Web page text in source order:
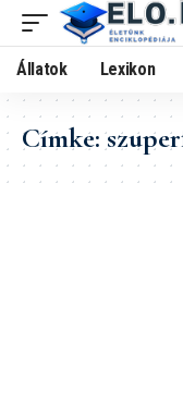
Állatok Lexikon
Címke: